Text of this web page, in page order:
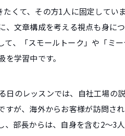
くて、その方1人に固定してい
文章構成を考える視点も身に
、「スモールトーク」や「ミ
学習中です。
のレッスンでは、自社工場の
が、海外からお客様が訪問さ
部長からは、自身を含む2〜3